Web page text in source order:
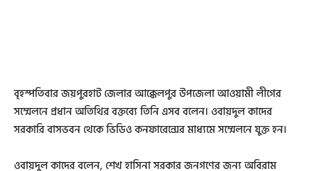
বৃহস্পতিবার জয়পুরহাট জেলার আক্কেলপুর উপজেলা আওয়ামী লীগের
সম্মেলনে প্রধান অতিথির বক্তব্যে তিনি এসব বলেন। ওবায়দুল কাদের
সরকারি বাসভবন থেকে ভিডিও কনফারেন্সের মাধ্যমে সম্মেলনে যুক্ত হন।
ওবায়দুল কাদের বলেন, শেখ হাসিনা সরকার জনগণের জন্য অবিরাম